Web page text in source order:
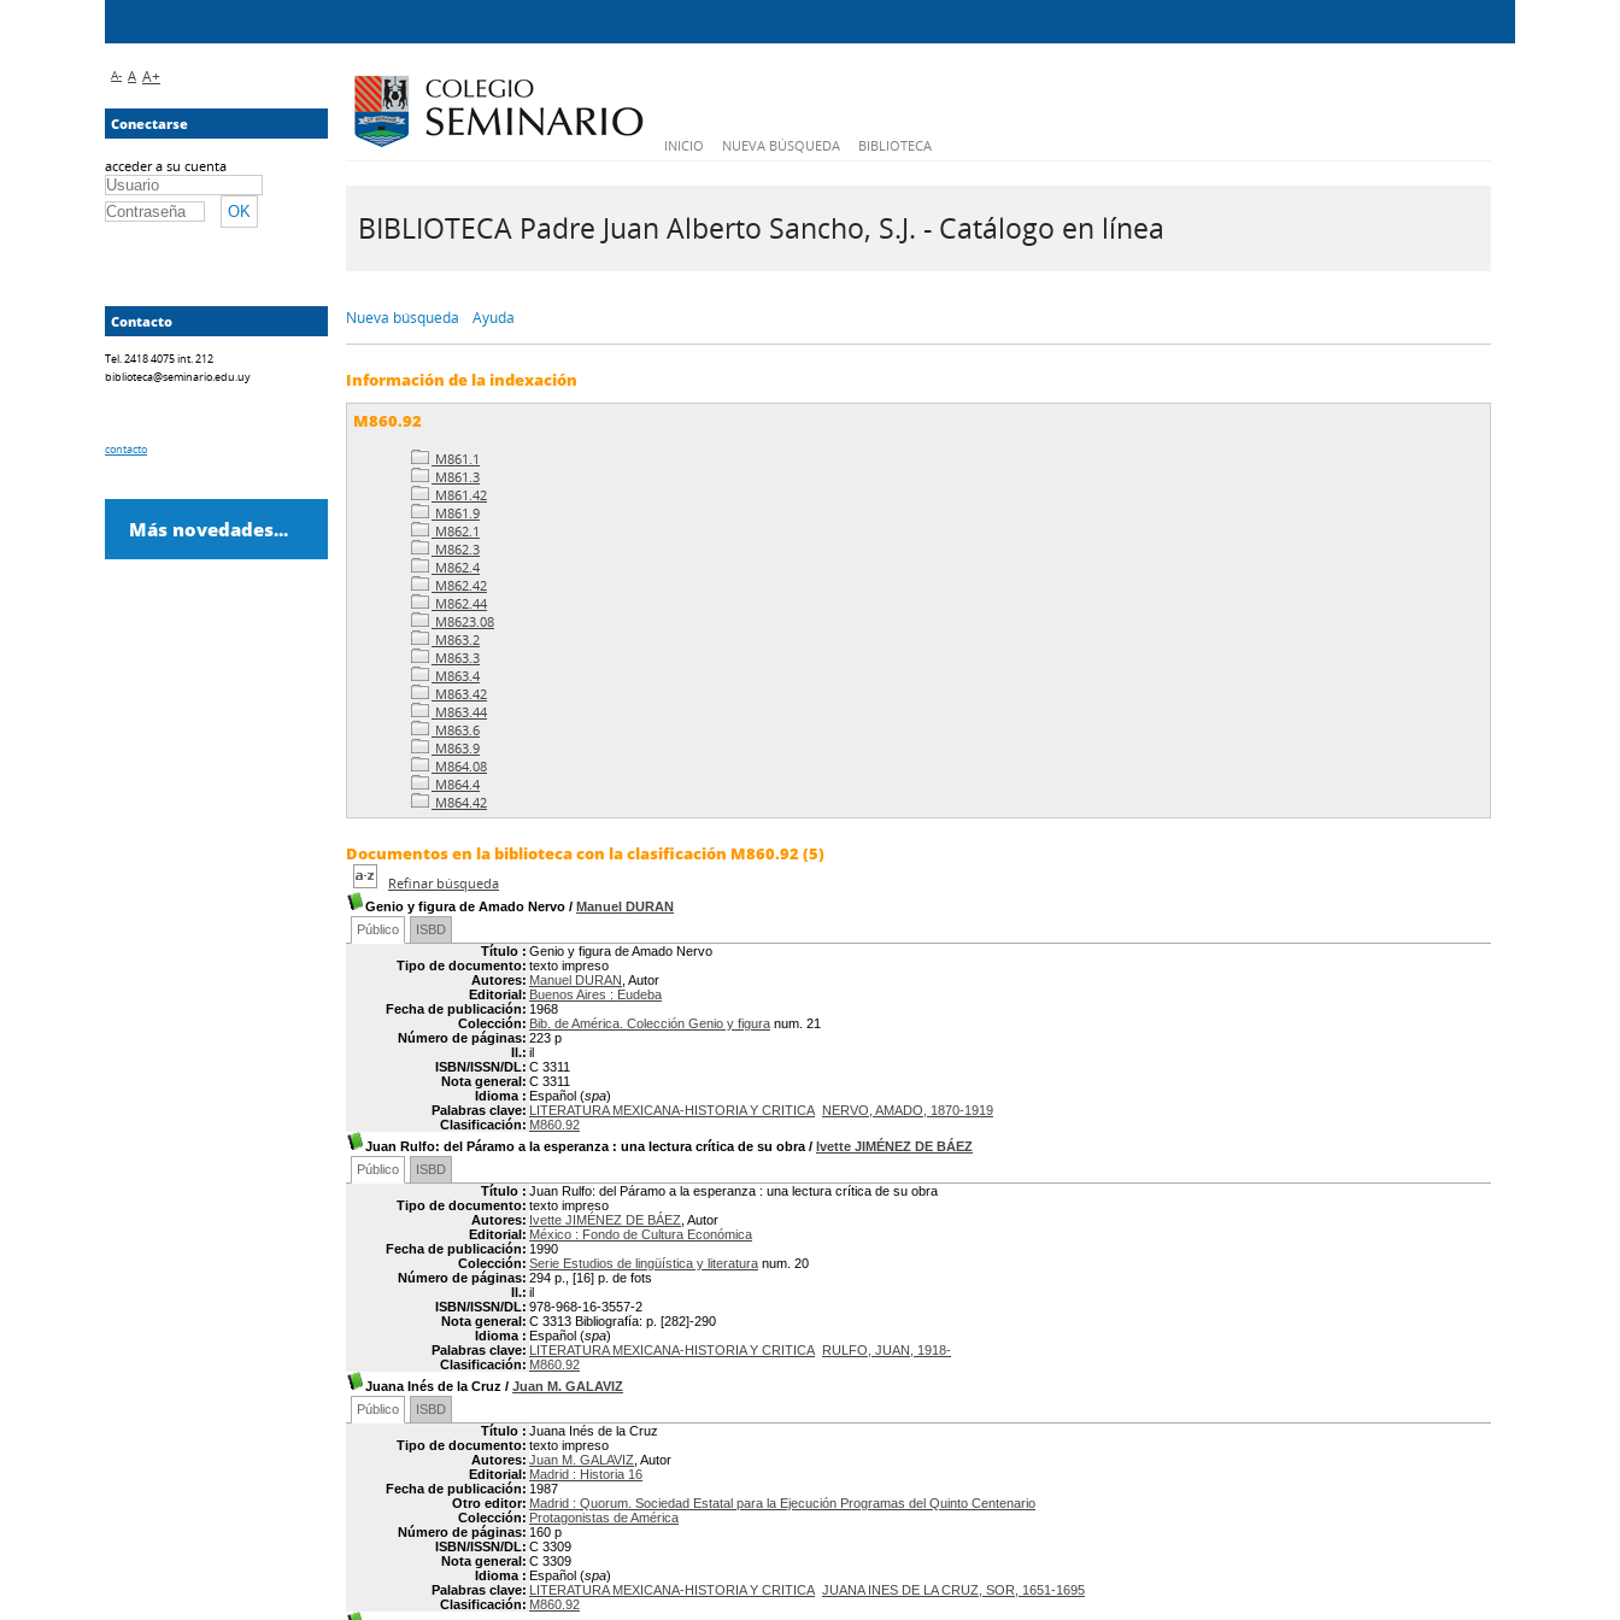
INICIO NUEVA BÚSQUEDA BIBLIOTECA
BIBLIOTECA Padre Juan Alberto Sancho, S.J. - Catálogo en línea
Nueva búsqueda Ayuda
Información de la indexación
M860.92
M861.1
M861.3
M861.42
M861.9
M862.1
M862.3
M862.4
M862.42
M862.44
M8623.08
M863.2
M863.3
M863.4
M863.42
M863.44
M863.6
M863.9
M864.08
M864.4
M864.42
Documentos en la biblioteca con la clasificación M860.92 (5)
Refinar búsqueda
Genio y figura de Amado Nervo / Manuel DURAN
Público
ISBD
Título : Genio y figura de Amado Nervo
Tipo de documento: texto impreso
Autores: Manuel DURAN , Autor
Editorial: Buenos Aires : Eudeba
Fecha de publicación: 1968
Colección: Bib. de América. Colección Genio y figura num. 21
Número de páginas: 223 p
Il.: il
ISBN/ISSN/DL: C 3311
Nota general: C 3311
Idioma : Español (spa)
Palabras clave: LITERATURA MEXICANA-HISTORIA Y CRITICA NERVO, AMADO, 1870-1919
Clasificación: M860.92
Juan Rulfo: del Páramo a la esperanza : una lectura crítica de su obra / Ivette JIMÉNEZ DE BÁEZ
Público
ISBD
Título : Juan Rulfo: del Páramo a la esperanza : una lectura crítica de su obra
Tipo de documento: texto impreso
Autores: Ivette JIMÉNEZ DE BÁEZ , Autor
Editorial: México : Fondo de Cultura Económica
Fecha de publicación: 1990
Colección: Serie Estudios de lingüística y literatura num. 20
Número de páginas: 294 p., [16] p. de fots
Il.: il
ISBN/ISSN/DL: 978-968-16-3557-2
Nota general: C 3313 Bibliografía: p. [282]-290
Idioma : Español (spa)
Palabras clave: LITERATURA MEXICANA-HISTORIA Y CRITICA RULFO, JUAN, 1918-
Clasificación: M860.92
Juana Inés de la Cruz / Juan M. GALAVIZ
Público
ISBD
Título : Juana Inés de la Cruz
Tipo de documento: texto impreso
Autores: Juan M. GALAVIZ , Autor
Editorial: Madrid : Historia 16
Fecha de publicación: 1987
Otro editor: Madrid : Quorum. Sociedad Estatal para la Ejecución Programas del Quinto Centenario
Colección: Protagonistas de América
Número de páginas: 160 p
ISBN/ISSN/DL: C 3309
Nota general: C 3309
Idioma : Español (spa)
Palabras clave: LITERATURA MEXICANA-HISTORIA Y CRITICA JUANA INES DE LA CRUZ, SOR, 1651-1695
Clasificación: M860.92
A- A A+
Conectarse
acceder a su cuenta
Contacto
Tel. 2418 4075 int. 212
biblioteca@seminario.edu.uy
contacto
Más novedades...